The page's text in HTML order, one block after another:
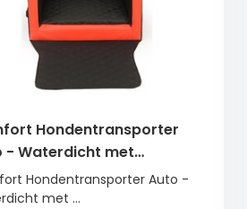
Hondentransporter
- Waterdicht met
Hondentransporter Auto -
met ...